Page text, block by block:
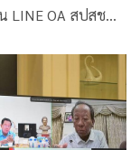
LINE OA สปสช…